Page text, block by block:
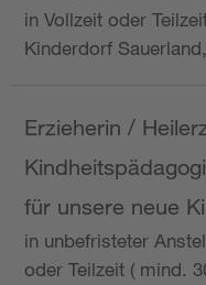
in Vollzeit oder
Kinderdorf
Erzieherin /
für unsere neue
in unbefristeter
oder Teilzeit ( mind.